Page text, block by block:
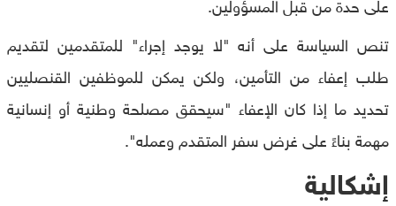
تنص السياسة على أنه "لا يوجد إجراء" للمتقدمين لتقديم
طلب إعفاء من التأمين، ولكن يمكن للموظفين القنصليين
تحديد ما إذا كان الإعفاء "سيحقق مصلحة وطنية أو إنسانية
مهمة بناءً على غرض سفر المتقدم وعمله".
إشكالية